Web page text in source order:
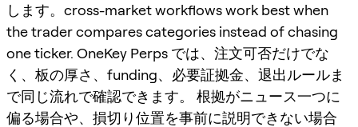
します。cross-market workflows work best when
the trader compares categories instead of chasing
one ticker. OneKey Perps では、注文可否だけでな
く、板の厚さ、funding、必要証拠金、退出ルールま
で同じ流れで確認できます。 根拠がニュース一つに
偏る場合や、損切り位置を事前に説明できない場合